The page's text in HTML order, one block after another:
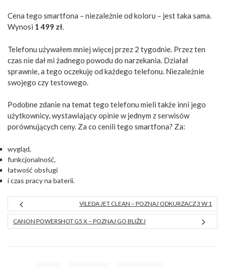
Cena tego smartfona – niezależnie od koloru – jest taka sama.
Wynosi 1 499 zł.
Telefonu używałem mniej więcej przez 2 tygodnie. Przez ten
czas nie dał mi żadnego powodu do narzekania. Działał
sprawnie, a tego oczekuję od każdego telefonu. Niezależnie
swojego czy testowego.
Podobne zdanie na temat tego telefonu mieli także inni jego
użytkownicy, wystawiający opinie w jednym z serwisów
porównujących ceny. Za co cenili tego smartfona? Za:
wygląd,
funkcjonalność,
łatwość obsługi
i czas pracy na baterii.
VILEDA JET CLEAN – POZNAJ ODKURZACZ 3 W 1
CANON POWERSHOT G5 X – POZNAJ GO BLIŻEJ